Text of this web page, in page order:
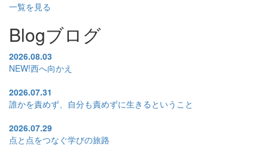
一覧を見る
Blogブログ
2026.08.03
NEW!西へ向かえ
2026.07.31
誰かを責めず、自分も責めずに生きるということ
2026.07.29
点と点をつなぐ学びの旅路